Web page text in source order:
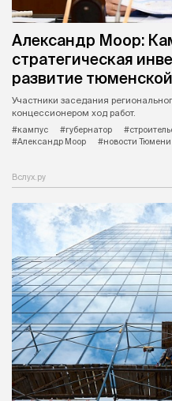
Александр Моор:
стратегическая
развитие
Участники заседания
концессионером ход работ.
#кампус
#губернатор
#Александр Моор
#новости Тюмени
Вслух.ру